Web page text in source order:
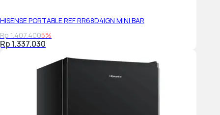
HISENSE PORTABLE REF RR68D4IGN MINI BAR
Rp 1.407.4005%
Rp 1.337.030